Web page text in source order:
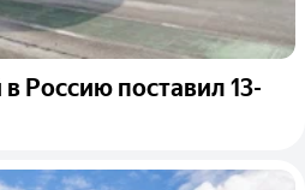
Россию поставил 13-